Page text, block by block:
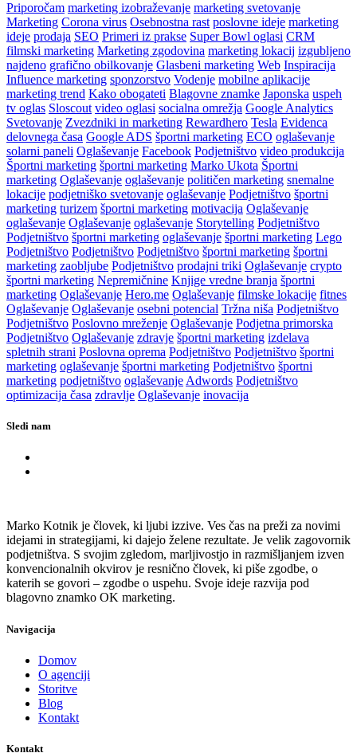
Priporočam marketing izobraževanje marketing svetovanje
Marketing Corona virus Osebnostna rast poslovne ideje marketing
ideje prodaja SEO Primeri iz prakse Super Bowl oglasi CRM
filmski marketing Marketing zgodovina marketing lokacij izgubljeno
najdeno grafično obilkovanje Glasbeni marketing Web Inspiracija
Influence marketing sponzorstvo Vodenje mobilne aplikacije
marketing trend Kako obogateti Blagovne znamke Japonska uspeh
tv oglas Sloscout video oglasi socialna omrežja Google Analytics
Svetovanje Zvezdniki in marketing Rewardhero Tesla Evidenca
delovnega časa Google ADS športni marketing ECO oglaševanje
solarni paneli Oglaševanje Facebook Podjetništvo video produkcija
Športni marketing športni marketing Marko Ukota Športni
marketing Oglaševanje oglaševanje političen marketing snemalne
lokacije podjetniško svetovanje oglaševanje Podjetništvo športni
marketing turizem športni marketing motivacija Oglaševanje
oglaševanje Oglaševanje oglaševanje Storytelling Podjetništvo
Podjetništvo športni marketing oglaševanje športni marketing Lego
Podjetništvo Podjetništvo Podjetništvo športni marketing športni
marketing zaobljube Podjetništvo prodajni triki Oglaševanje crypto
športni marketing Nepremičnine Knjige vredne branja športni
marketing Oglaševanje Hero.me Oglaševanje filmske lokacije fitnes
Oglaševanje Oglaševanje osebni potencial Tržna niša Podjetništvo
Podjetništvo Poslovno mreženje Oglaševanje Podjetna primorska
Podjetništvo Oglaševanje zdravje športni marketing izdelava
spletnih strani Poslovna oprema Podjetništvo Podjetništvo športni
marketing oglaševanje športni marketing Podjetništvo športni
marketing podjetništvo oglaševanje Adwords Podjetništvo
optimizacija časa zdravlje Oglaševanje inovacija
Sledi nam
Marko Kotnik je človek, ki ljubi izzive. Ves čas na preži za novimi
idejami in strategijami, ki dajejo želene rezultate. Je velik zagovornik
podjetništva. S svojim zgledom, marljivostjo in razmišljanjem izven
konvencionalnih okvirov je resnično človek, ki piše zgodbe, o
katerih se govori – zgodbe o uspehu. Svoje ideje razvija pod
blagovno znamko OK marketing.
Navigacija
Domov
O agenciji
Storitve
Blog
Kontakt
Kontakt